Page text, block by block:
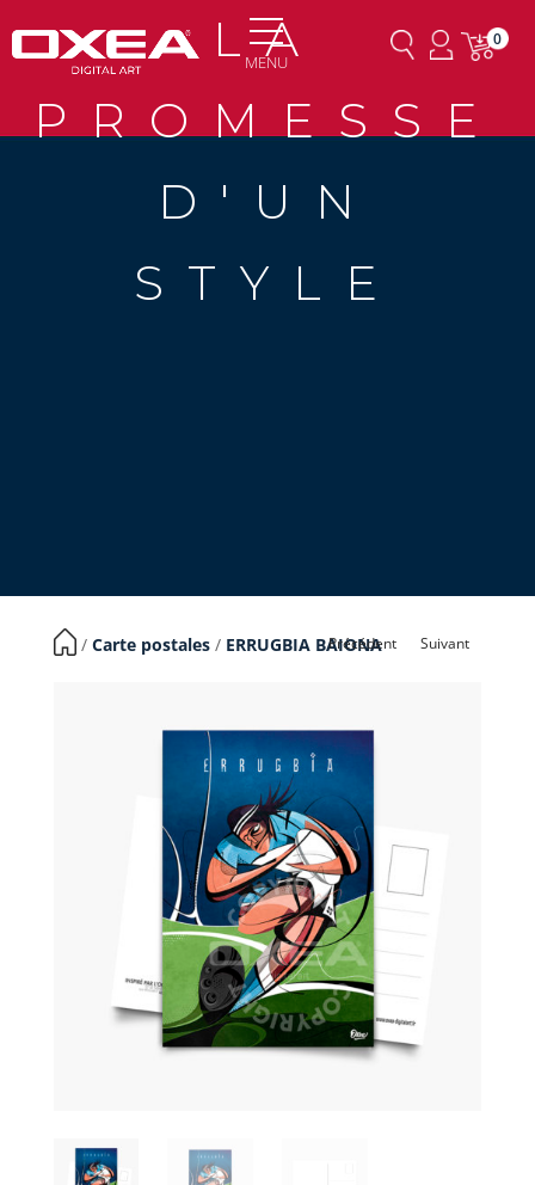
MENU
0
LA
PROMESSE
D'UN
STYLE
​ / Carte postales/ ERRUGBIA BAIONA
Précédent Suivant